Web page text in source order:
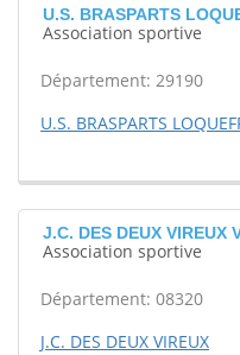
U.S. BRASPARTS
Association sportive
Département: 29190
U.S. BRASPARTS
J.C. DES DEUX VIREUX
Association sportive
Département: 08320
J.C. DES DEUX VIREUX